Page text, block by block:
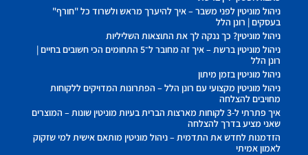
ניהול מוניטין לפני משבר – איך להיערך מראש ולשרוד כל "חורף"
בעסקים | רונן הלל
ניהול מוניטין? כך ננקה לך את התוצאות השליליות
ניהול מוניטין ברשת – איך זה מחובר ל־5 התחומים הכי חשובים בחיים |
רונן הלל
ניהול מוניטין בזמן מיתון
ניהול מוניטין מקצועי עם רונן הלל – הפתרונות המדויקים ללקוחות
מחויבים להצלחה
איך פתרתי ל-3 לקוחות מארצות הברית בעיות מוניטין שונות – המוצרים
שאני מציע בדרך להצלחה
הזדמנות לחדש את התדמית – ניהול מוניטין מותאם אישית למי שזקוק
לאמון אמיתי